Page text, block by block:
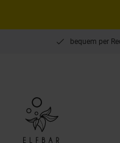
bequem per